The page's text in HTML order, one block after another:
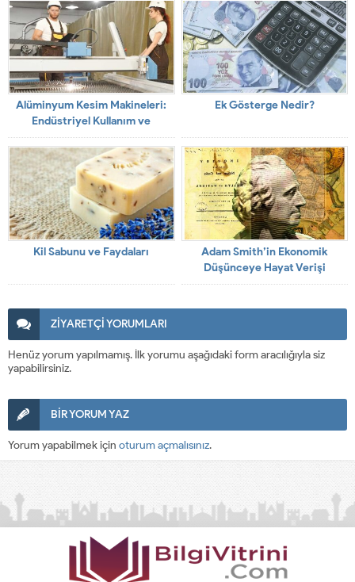
Alüminyum Kesim Makineleri:
Endüstriyel Kullanım ve
Özellikleri
Ek Gösterge Nedir?
Kil Sabunu ve Faydaları
Adam Smith’in Ekonomik
Düşünceye Hayat Verişi
ZİYARETÇİ YORUMLARI
Henüz yorum yapılmamış. İlk yorumu aşağıdaki form aracılığıyla siz
yapabilirsiniz.
BİR YORUM YAZ
Yorum yapabilmek için oturum açmalısınız.